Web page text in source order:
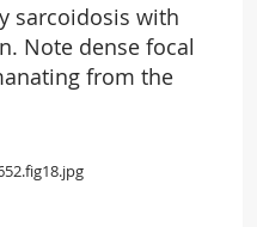
sarcoidosis with
Note dense focal
from the